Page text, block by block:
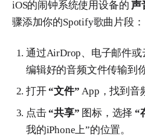
iOS的闹钟系统使用设备的声
骤添加你的Spotify歌曲片段：
通过AirDrop、电子邮件
编辑好的音频文件传输到你
打开“文件” App，找到音
点击“共享” 图标，选择“
我的iPhone上”的位置。